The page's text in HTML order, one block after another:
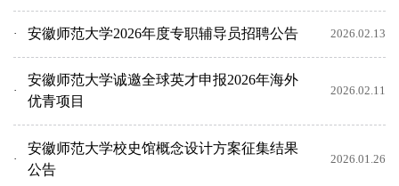
安徽师范大学2026年度专职辅导员招聘公告 2026.02.13
安徽师范大学诚邀全球英才申报2026年海外
优青项目
2026.02.11
安徽师范大学校史馆概念设计方案征集结果
公告
2026.01.26